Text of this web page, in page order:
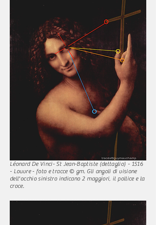
Léonard De Vinci- St Jean-Baptiste (dettaglio) - 1516
- Louvre - foto e tracce © gm. Gli angoli di visione
dell'occhio sinistro indicano 2 maggiori, il pollice e la
croce.